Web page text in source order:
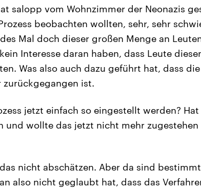
salopp vom Wohnzimmer der Neonazis
beobachten wollten, sehr, sehr
Mal doch dieser großen Menge an
Interesse daran haben, dass Leute
Was also auch dazu geführt hat, dass die
ist.
jetzt einfach so eingestellt werden? Hat
und wollte das jetzt nicht mehr zugestehen
nicht abschätzen. Aber da sind
also nicht geglaubt hat, dass das